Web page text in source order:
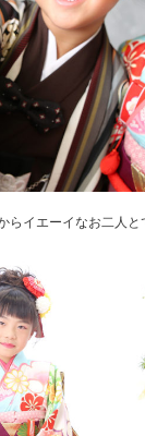
らイエーイなお二人と